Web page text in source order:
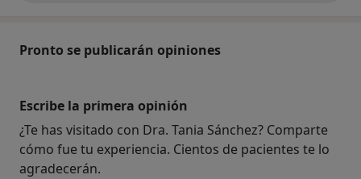
Pronto se publicarán opiniones
Escribe la primera opinión
¿Te has visitado con Dra. Tania Sánchez? Comparte
cómo fue tu experiencia. Cientos de pacientes te lo
agradecerán.